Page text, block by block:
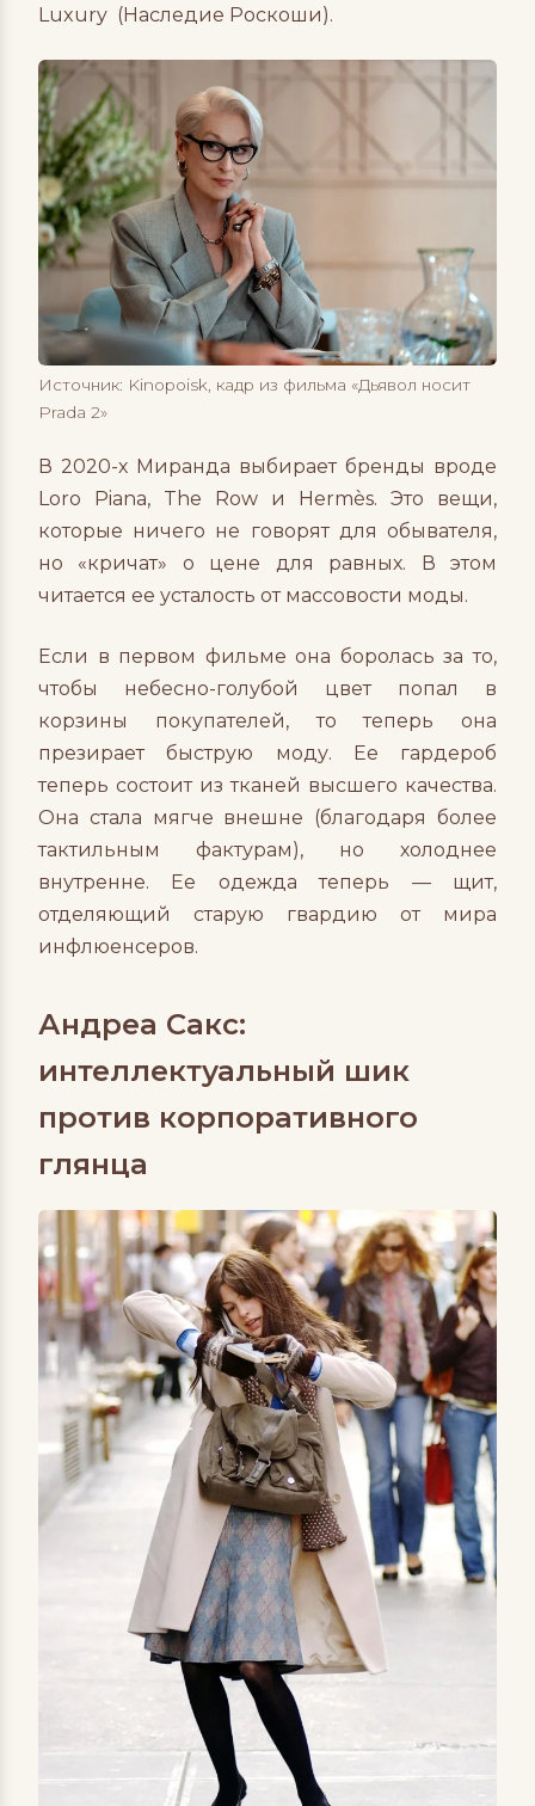
Luxury (Наследие Роскоши).
Источник: Kinopoisk, кадр из фильма «Дьявол носит
Prada 2»
В 2020-х Миранда выбирает бренды вроде
Loro Piana, The Row и Hermès. Это вещи,
которые ничего не говорят для обывателя,
но «кричат» о цене для равных. В этом
читается ее усталость от массовости моды.
Если в первом фильме она боролась за то,
чтобы небесно-голубой цвет попал в
корзины покупателей, то теперь она
презирает быструю моду. Ее гардероб
теперь состоит из тканей высшего качества.
Она стала мягче внешне (благодаря более
тактильным фактурам), но холоднее
внутренне. Ее одежда теперь — щит,
отделяющий старую гвардию от мира
инфлюенсеров.
Андреа Сакс:
интеллектуальный шик
против корпоративного
глянца